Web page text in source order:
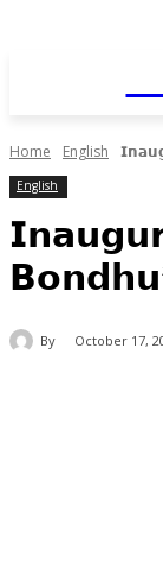
Home English
English
By October 17,